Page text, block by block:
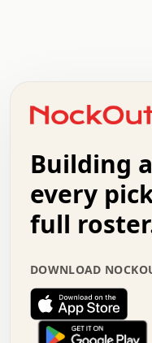
+   .   .   .   .
.   .   .   .   .
.   .   .   .   +
.   :   .   .   .
.   .   x   .   .
.   .   .   .   :
.   .   .   .   .
.   .   .   .   .
.   .   .   .   .
.   .   :   o   .
Building
every
full
DOWNLOAD